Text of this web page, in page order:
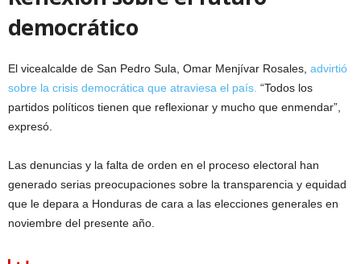
democrático
El vicealcalde de San Pedro Sula, Omar Menjívar Rosales, advirtió
sobre la crisis democrática que atraviesa el país. “Todos los
partidos políticos tienen que reflexionar y mucho que enmendar”,
expresó.
Las denuncias y la falta de orden en el proceso electoral han
generado serias preocupaciones sobre la transparencia y equidad
que le depara a Honduras de cara a las elecciones generales en
noviembre del presente año.